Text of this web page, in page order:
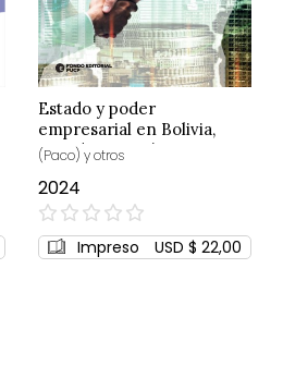
Estado y poder
empresarial en Bolivia,
Ecuador y Perú
(Paco) y otros
2024
0%
Impreso USD $ 22,00